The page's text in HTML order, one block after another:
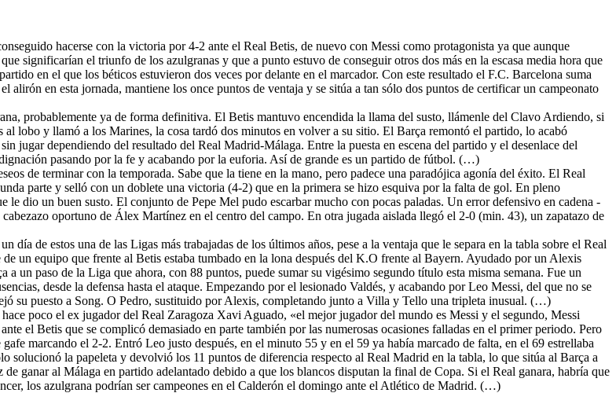
hacerse con la victoria por 4-2 ante el Real Betis, de nuevo con Messi como protagonista ya que aunque
significarían el triunfo de los azulgranas y que a punto estuvo de conseguir otros dos más en la escasa media hora que
en el que los béticos estuvieron dos veces por delante en el marcador. Con este resultado el F.C. Barcelona suma
en esta jornada, mantiene los once puntos de ventaja y se sitúa a tan sólo dos puntos de certificar un campeonato
probablemente ya de forma definitiva. El Betis mantuvo encendida la llama del susto, llámenle del Clavo Ardiendo, si
lobo y llamó a los Marines, la cosa tardó dos minutos en volver a su sitio. El Barça remontó el partido, lo acabó
jugar dependiendo del resultado del Real Madrid-Málaga. Entre la puesta en escena del partido y el desenlace del
pasando por la fe y acabando por la euforia. Así de grande es un partido de fútbol. (…)
de terminar con la temporada. Sabe que la tiene en la mano, pero padece una paradójica agonía del éxito. El Real
parte y selló con un doblete una victoria (4-2) que en la primera se hizo esquiva por la falta de gol. En pleno
dio un buen susto. El conjunto de Pepe Mel pudo escarbar mucho con pocas paladas. Un error defensivo en cadena -
oportuno de Álex Martínez en el centro del campo. En otra jugada aislada llegó el 2-0 (min. 43), un zapatazo de
día de estos una de las Ligas más trabajadas de los últimos años, pese a la ventaja que le separa en la tabla sobre el Real
un equipo que frente al Betis estaba tumbado en la lona después del K.O frente al Bayern. Ayudado por un Alexis
un paso de la Liga que ahora, con 88 puntos, puede sumar su vigésimo segundo título esta misma semana. Fue un
desde la defensa hasta el ataque. Empezando por el lesionado Valdés, y acabando por Leo Messi, del que no se
su puesto a Song. O Pedro, sustituido por Alexis, completando junto a Villa y Tello una tripleta inusual. (…)
poco el ex jugador del Real Zaragoza Xavi Aguado, «el mejor jugador del mundo es Messi y el segundo, Messi
el Betis que se complicó demasiado en parte también por las numerosas ocasiones falladas en el primer periodo. Pero
marcando el 2-2. Entró Leo justo después, en el minuto 55 y en el 59 ya había marcado de falta, en el 69 estrellaba
la papeleta y devolvió los 11 puntos de diferencia respecto al Real Madrid en la tabla, lo que sitúa al Barça a
ganar al Málaga en partido adelantado debido a que los blancos disputan la final de Copa. Si el Real ganara, habría que
los azulgrana podrían ser campeones en el Calderón el domingo ante el Atlético de Madrid. (…)